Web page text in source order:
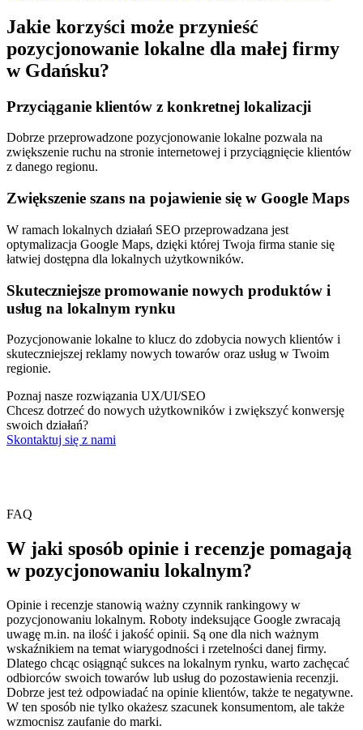
Jakie korzyści może przynieść
pozycjonowanie lokalne dla małej firmy
w Gdańsku?
Przyciąganie klientów z konkretnej lokalizacji
Dobrze przeprowadzone pozycjonowanie lokalne pozwala na
zwiększenie ruchu na stronie internetowej i przyciągnięcie klientów
z danego regionu.
Zwiększenie szans na pojawienie się w Google Maps
W ramach lokalnych działań SEO przeprowadzana jest
optymalizacja Google Maps, dzięki której Twoja firma stanie się
łatwiej dostępna dla lokalnych użytkowników.
Skuteczniejsze promowanie nowych produktów i
usług na lokalnym rynku
Pozycjonowanie lokalne to klucz do zdobycia nowych klientów i
skuteczniejszej reklamy nowych towarów oraz usług w Twoim
regionie.
Poznaj nasze rozwiązania UX/UI/SEO
Chcesz dotrzeć do nowych użytkowników i zwiększyć konwersję
swoich działań?
Skontaktuj się z nami
FAQ
W jaki sposób opinie i recenzje pomagają
w pozycjonowaniu lokalnym?
Opinie i recenzje stanowią ważny czynnik rankingowy w
pozycjonowaniu lokalnym. Roboty indeksujące Google zwracają
uwagę m.in. na ilość i jakość opinii. Są one dla nich ważnym
wskaźnikiem na temat wiarygodności i rzetelności danej firmy.
Dlatego chcąc osiągnąć sukces na lokalnym rynku, warto zachęcać
odbiorców swoich towarów lub usług do pozostawienia recenzji.
Dobrze jest też odpowiadać na opinie klientów, także te negatywne.
W ten sposób nie tylko okażesz szacunek konsumentom, ale także
wzmocnisz zaufanie do marki.